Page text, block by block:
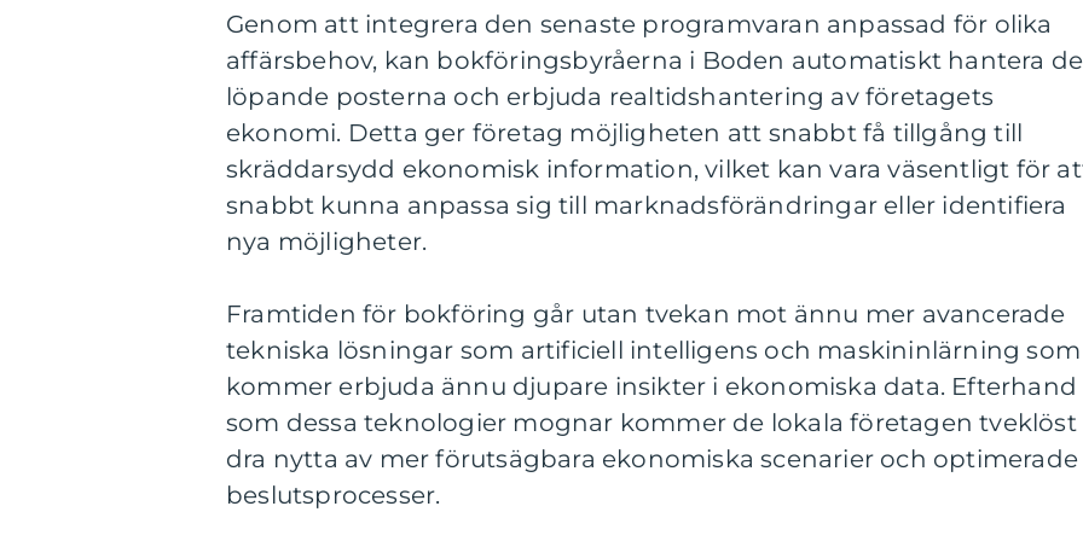
Genom att integrera den senaste programvaran anpassad för olika
affärsbehov, kan bokföringsbyråerna i Boden automatiskt hantera de
löpande posterna och erbjuda realtidshantering av företagets
ekonomi. Detta ger företag möjligheten att snabbt få tillgång till
skräddarsydd ekonomisk information, vilket kan vara väsentligt för
snabbt kunna anpassa sig till marknadsförändringar eller identifiera
nya möjligheter.
Framtiden för bokföring går utan tvekan mot ännu mer avancerade
tekniska lösningar som artificiell intelligens och maskininlärning som
kommer erbjuda ännu djupare insikter i ekonomiska data. Efterhand
som dessa teknologier mognar kommer de lokala företagen tveklöst
dra nytta av mer förutsägbara ekonomiska scenarier och optimerade
beslutsprocesser.